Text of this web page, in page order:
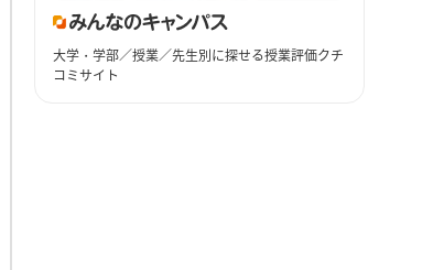
大学・学部／授業／先生別に探せる授業評価クチ
コミサイト